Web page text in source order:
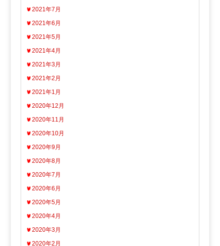
2021年7月
2021年6月
2021年5月
2021年4月
2021年3月
2021年2月
2021年1月
2020年12月
2020年11月
2020年10月
2020年9月
2020年8月
2020年7月
2020年6月
2020年5月
2020年4月
2020年3月
2020年2月